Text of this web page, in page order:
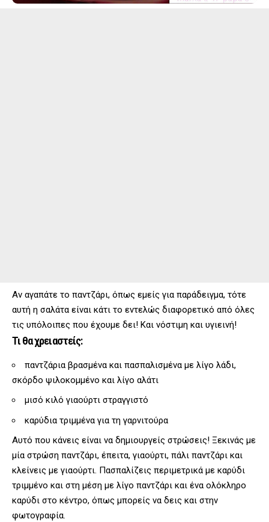
Αν αγαπάτε το παντζάρι, όπως εμείς για παράδειγμα, τότε
αυτή η σαλάτα είναι κάτι το εντελώς διαφορετικό από όλες
τις υπόλοιπες που έχουμε δει! Και νόστιμη και υγιεινή!
Τι θα χρειαστείς:
παντζάρια βρασμένα και πασπαλισμένα με λίγο λάδι,
σκόρδο ψιλοκομμένο και λίγο αλάτι
μισό κιλό γιαούρτι στραγγιστό
καρύδια τριμμένα για τη γαρνιτούρα
Αυτό που κάνεις είναι να δημιουργείς στρώσεις! Ξεκινάς με
μία στρώση παντζάρι, έπειτα, γιαούρτι, πάλι παντζάρι και
κλείνεις με γιαούρτι. Πασπαλίζεις περιμετρικά με καρύδι
τριμμένο και στη μέση με λίγο παντζάρι και ένα ολόκληρο
καρύδι στο κέντρο, όπως μπορείς να δεις και στην
φωτογραφία.